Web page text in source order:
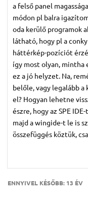
a felső panel
módon pl balra
oda kerülő programok
látható, hogy pl a
háttérkép-pozíciót
így most olyan, mintha
ez a jó helyzet. Na,
belőle, vagy legalább
el? Hogyan lehetne
észre, hogy az SPE
majd a wingide-t le is
összefüggés köztük,
ENNYIVEL KÉSŐBB: 13 ÉV